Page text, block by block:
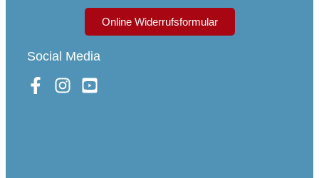
Online Widerrufsformular
Social Media